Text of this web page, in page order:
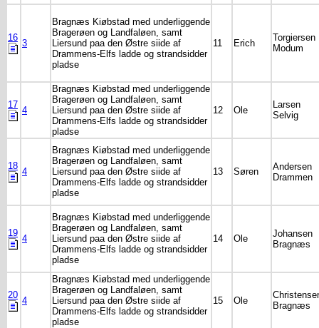
16
3
Bragnæs Kiøbstad med underliggende
Bragerøen og Landfaløen, samt
Liersund paa den Østre siide af
Drammens-Elfs ladde og strandsidder
pladse
11 Erich
Torgiersen
Modum
17
4
Bragnæs Kiøbstad med underliggende
Bragerøen og Landfaløen, samt
Liersund paa den Østre siide af
Drammens-Elfs ladde og strandsidder
pladse
12 Ole
Larsen
Selvig
18
4
Bragnæs Kiøbstad med underliggende
Bragerøen og Landfaløen, samt
Liersund paa den Østre siide af
Drammens-Elfs ladde og strandsidder
pladse
13 Søren
Andersen
Drammen
19
4
Bragnæs Kiøbstad med underliggende
Bragerøen og Landfaløen, samt
Liersund paa den Østre siide af
Drammens-Elfs ladde og strandsidder
pladse
14 Ole
Johansen
Bragnæs
20
4
Bragnæs Kiøbstad med underliggende
Bragerøen og Landfaløen, samt
Liersund paa den Østre siide af
Drammens-Elfs ladde og strandsidder
pladse
15 Ole
Bragnæs